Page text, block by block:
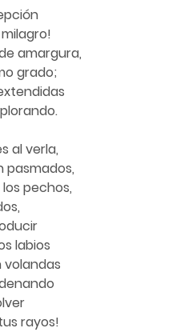
amargura,
grado;
al verla,
pasmados,
pechos,
labios
volandas
rayos!